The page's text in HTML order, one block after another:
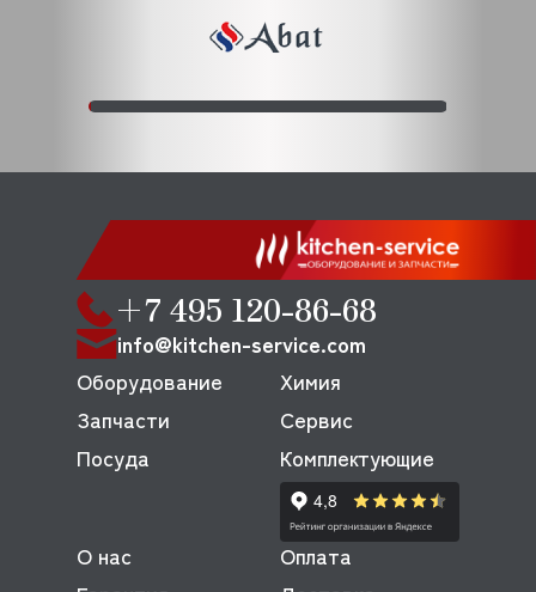
+7 495 120-86-68
info@kitchen-service.com
Оборудование
Запчасти
Посуда
Химия
Сервис
Комплектующие
О нас
Оплата